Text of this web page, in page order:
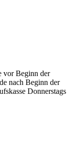
vor Beginn der
nach Beginn der
Donnerstags